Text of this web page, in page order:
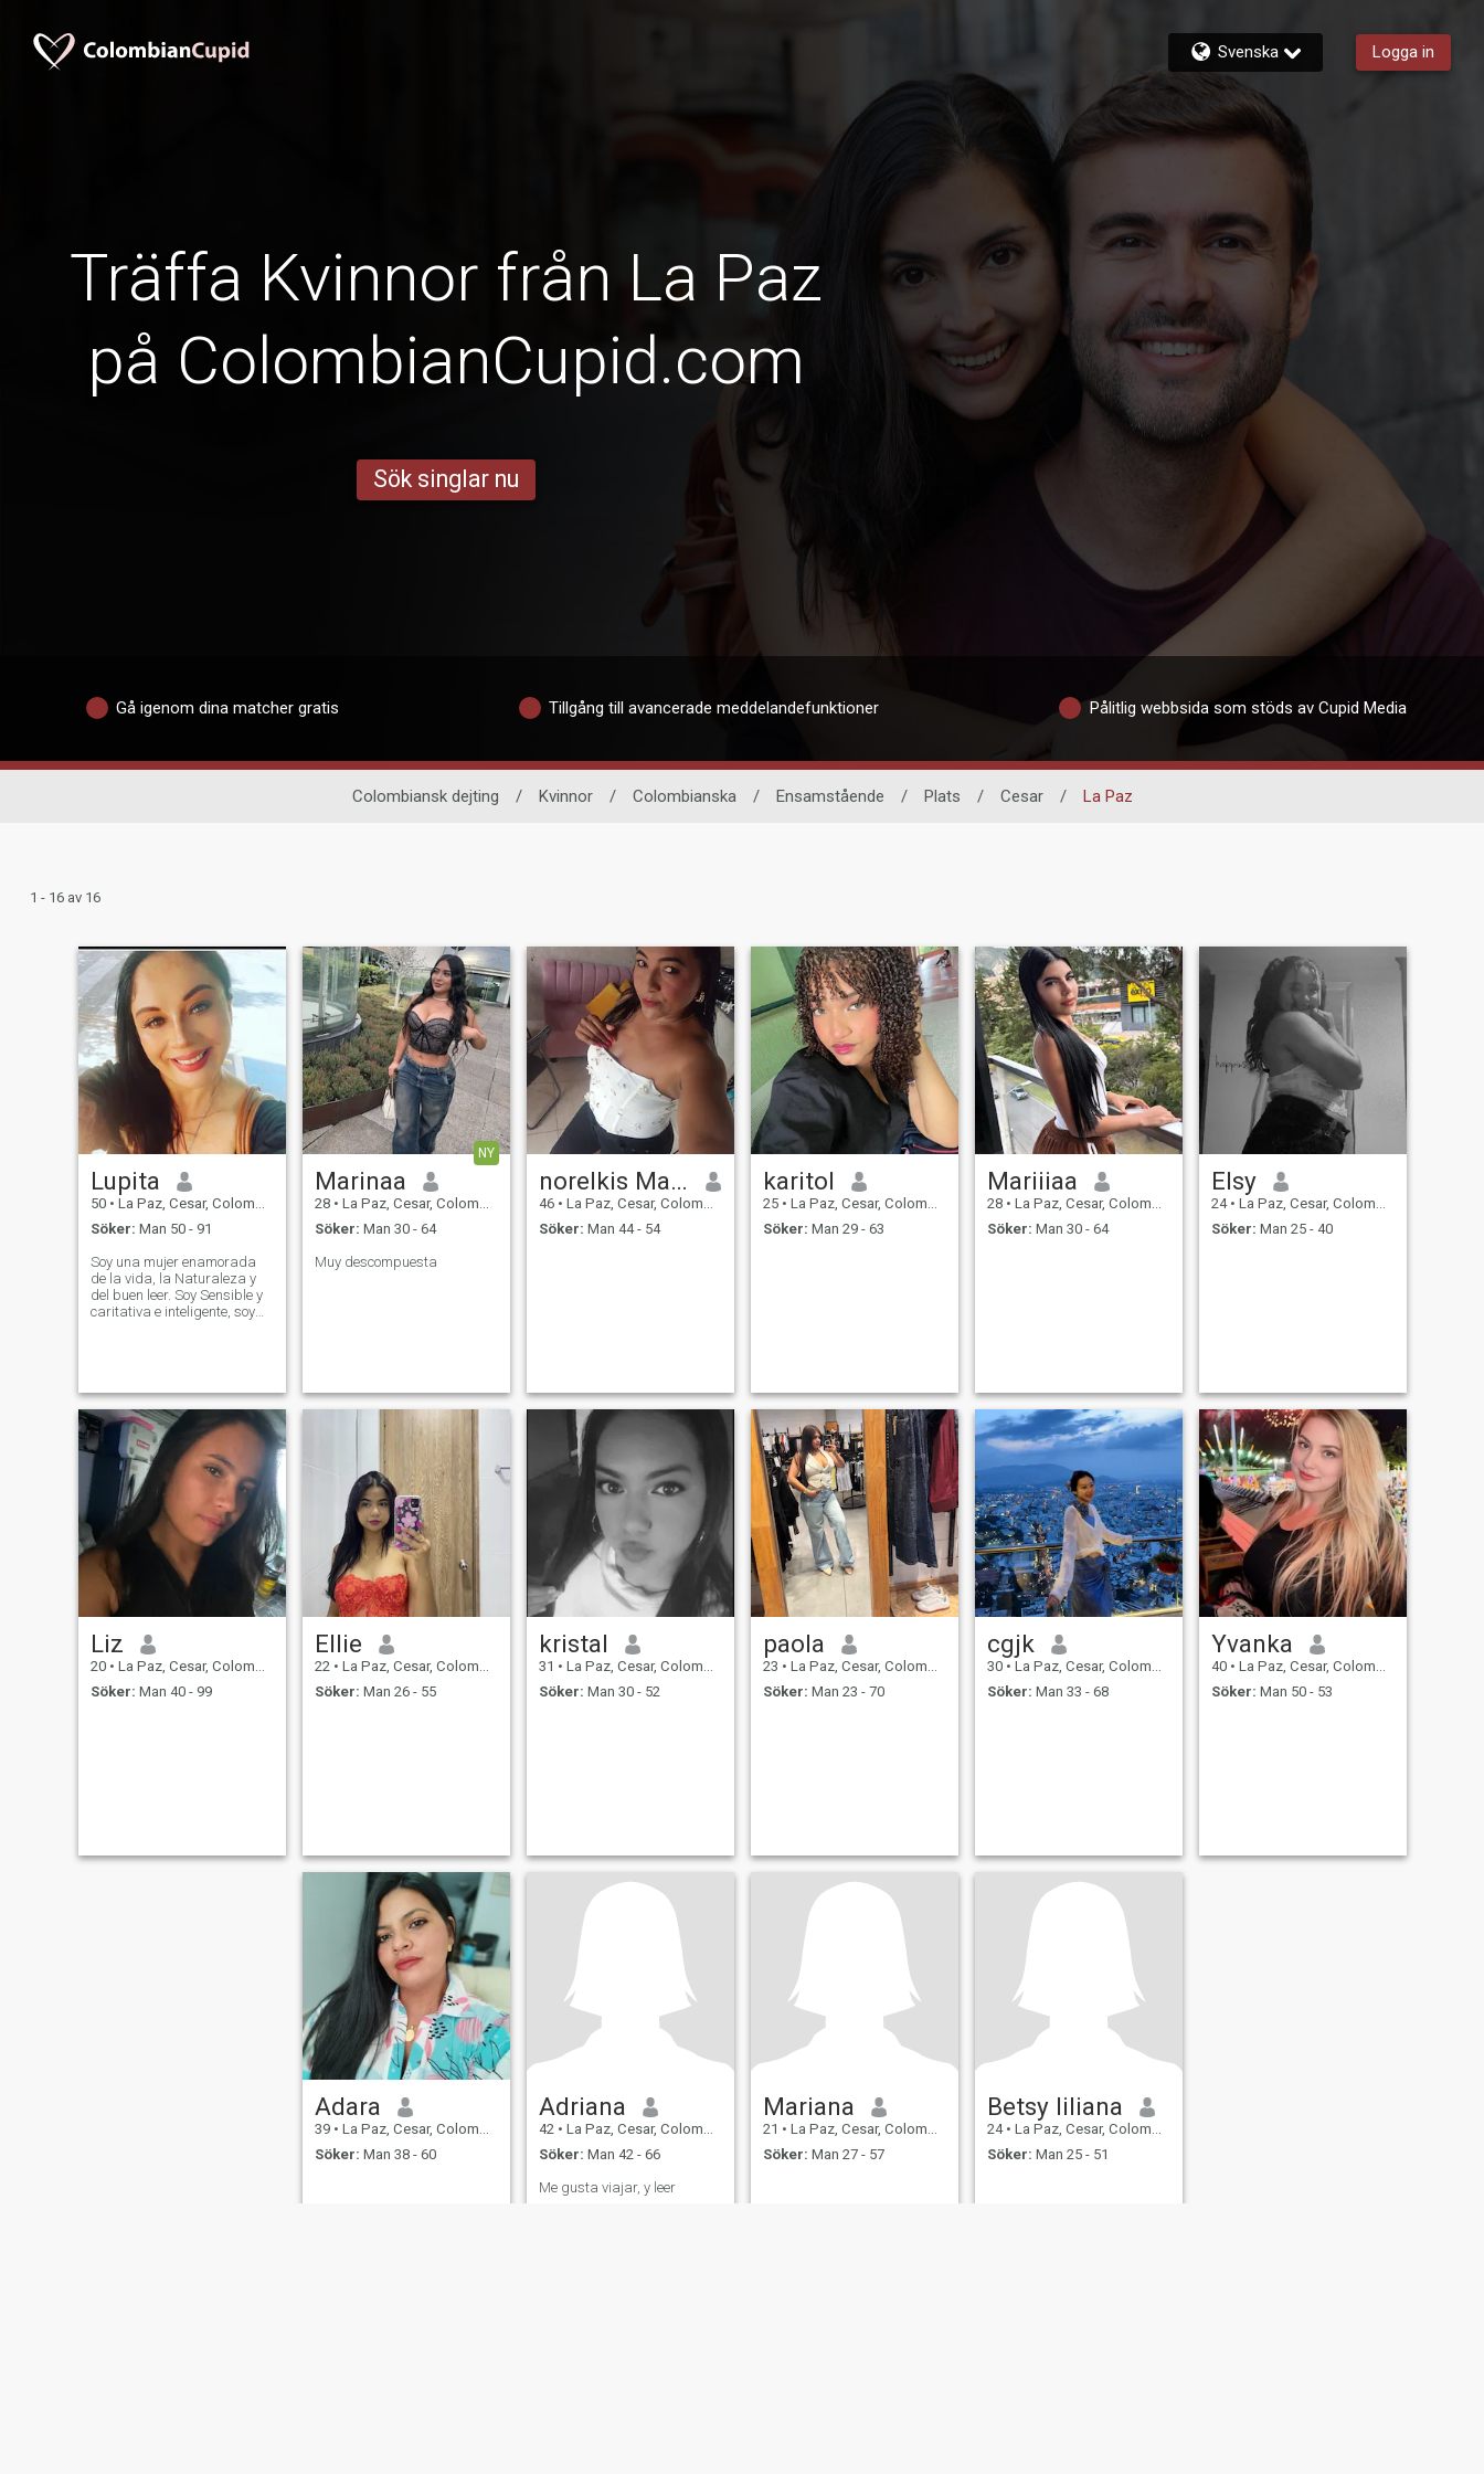
Svenska Logga in
Träffa Kvinnor från La Paz
på ColombianCupid.com
Sök singlar nu
Gå igenom dina matcher gratis Tillgång till avancerade meddelandefunktioner Pålitlig webbsida som stöds av Cupid Media
Colombiansk dejting / Kvinnor / Colombianska / Ensamstående / Plats / Cesar / La Paz
1 - 16 av 16
Lupita
50 • La Paz, Cesar, Colombia
Söker: Man 50 - 91
Soy una mujer enamorada
de la vida, la Naturaleza y
del buen leer. Soy Sensible y
caritativa e inteligente, soy
tanto emocionales como
profesionales,
NY
Marinaa
28 • La Paz, Cesar, Colombia
Söker: Man 30 - 64
Muy descompuesta
norelkis Martinez
46 • La Paz, Cesar, Colombia
Söker: Man 44 - 54
karitol
25 • La Paz, Cesar, Colombia
Söker: Man 29 - 63
Mariiiaa
28 • La Paz, Cesar, Colombia
Söker: Man 30 - 64
Elsy
24 • La Paz, Cesar, Colombia
Söker: Man 25 - 40
Liz
20 • La Paz, Cesar, Colombia
Söker: Man 40 - 99
Ellie
22 • La Paz, Cesar, Colombia
Söker: Man 26 - 55
kristal
31 • La Paz, Cesar, Colombia
Söker: Man 30 - 52
paola
23 • La Paz, Cesar, Colombia
Söker: Man 23 - 70
cgjk
30 • La Paz, Cesar, Colombia
Söker: Man 33 - 68
Yvanka
40 • La Paz, Cesar, Colombia
Söker: Man 50 - 53
Adara
39 • La Paz, Cesar, Colombia
Söker: Man 38 - 60
Adriana
42 • La Paz, Cesar, Colombia
Söker: Man 42 - 66
Me gusta viajar, y leer
Mariana
21 • La Paz, Cesar, Colombia
Söker: Man 27 - 57
Betsy liliana
24 • La Paz, Cesar, Colombia
Söker: Man 25 - 51